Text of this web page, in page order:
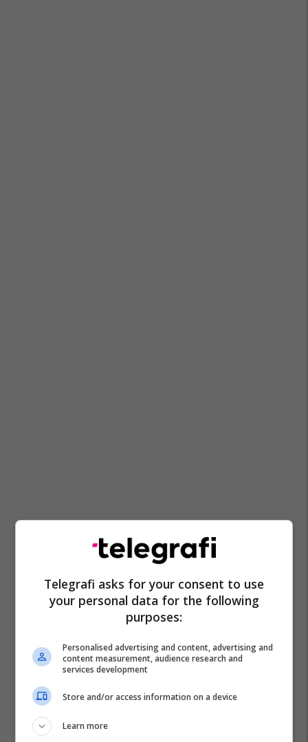
Telegrafi asks for your consent to use
your personal data for the following
purposes:
Personalised advertising and content, advertising and
content measurement, audience research and
services development
Store and/or access information on a device
Learn more